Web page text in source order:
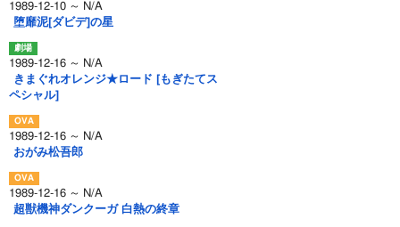
1989-12-10 ～ N/A
堕靡泥[ダビデ]の星
1989-12-16 ～ N/A
きまぐれオレンジ★ロード [もぎたてス
ペシャル]
1989-12-16 ～ N/A
おがみ松吾郎
1989-12-16 ～ N/A
超獣機神ダンクーガ 白熱の終章